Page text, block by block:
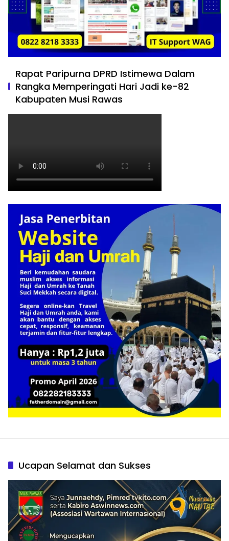
Rapat Paripurna DPRD Istimewa Dalam
Rangka Memperingati Hari Jadi ke-82
Kabupaten Musi Rawas
Ucapan Selamat dan Sukses